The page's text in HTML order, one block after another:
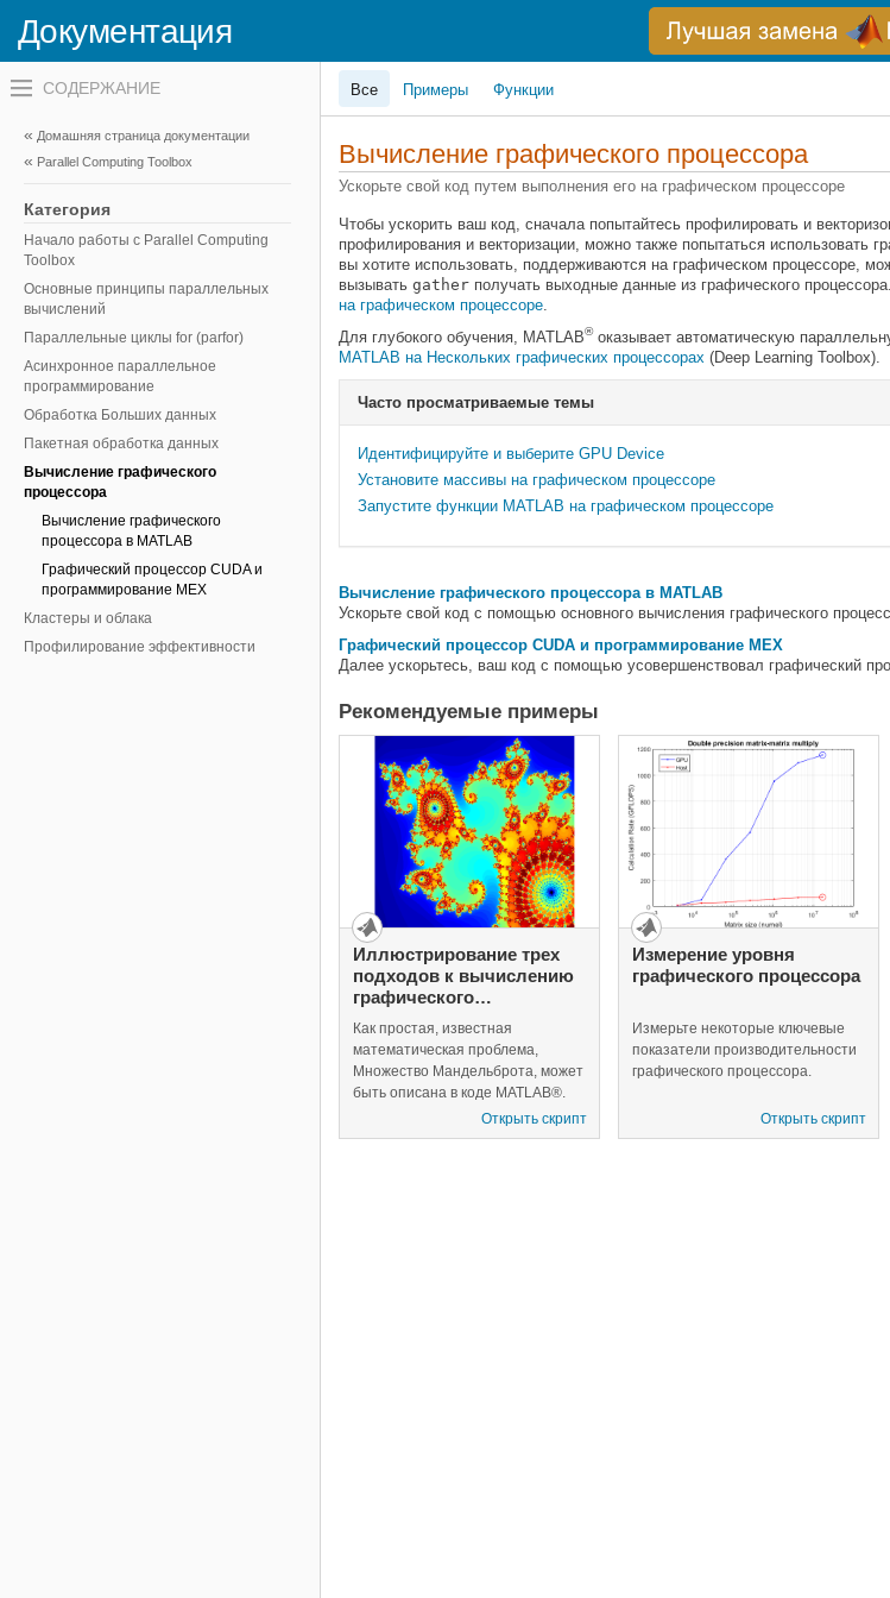
Документация
Переключатель
навигационного
вне
холста
переключатель
меню
вне
холста
Домашняя страница документации
Parallel Computing Toolbox
Категория
Начало работы с Parallel Computing
Toolbox
Основные принципы параллельных
вычислений
Параллельные циклы for (parfor)
Асинхронное параллельное
программирование
Обработка Больших данных
Пакетная обработка данных
Вычисление графического
процессора
Вычисление графического
процессора в MATLAB
Графический процессор CUDA и
программирование MEX
Кластеры и облака
Профилирование эффективности
Все Примеры Функции
Вычисление графического процессора
Ускорьте свой код путем выполнения его на графическом процессоре
Чтобы ускорить ваш код, сначала попытайтесь профилировать и
профилирования и векторизации, можно также попытаться использовать
вы хотите использовать, поддерживаются на графическом процессоре,
вызывать gather получать выходные данные из графического
на графическом процессоре.
Для глубокого обучения, MATLAB®оказывает автоматическую
MATLAB на Нескольких графических процессорах (Deep Learning Toolbox).
Часто просматриваемые темы
Идентифицируйте и выберите GPU Device
Установите массивы на графическом процессоре
Запустите функции MATLAB на графическом процессоре
Вычисление графического процессора в MATLAB
Ускорьте свой код с помощью основного вычисления графического
Графический процессор CUDA и программирование MEX
Далее ускорьтесь, ваш код с помощью усовершенствовал графический
Рекомендуемые примеры
Иллюстрирование трех
подходов к вычислению
графического
процессора: множество
Мандельброта
Как простая, известная
математическая проблема,
Множество Мандельброта, может
быть описана в коде MATLAB®.
Используя Parallel Computing
Toolbox™ этот код затем
Открыть скрипт
Измерение уровня
графического процессора
Измерьте некоторые ключевые
показатели производительности
графического процессора.
Открыть скрипт